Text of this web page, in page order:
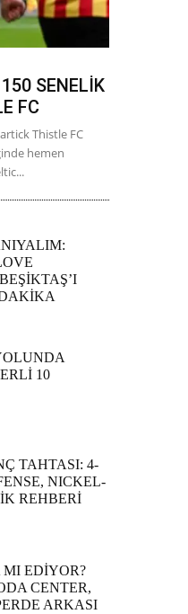
SENELİK
FC
Thistle FC
hemen
10
TAHTASI: 4-
NICKEL-
REHBERİ
MI EDİYOR?
CENTER,
ARKASI